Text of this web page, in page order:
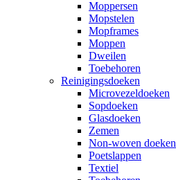
Moppersen
Mopstelen
Mopframes
Moppen
Dweilen
Toebehoren
Reinigingsdoeken
Microvezeldoeken
Sopdoeken
Glasdoeken
Zemen
Non-woven doeken
Poetslappen
Textiel